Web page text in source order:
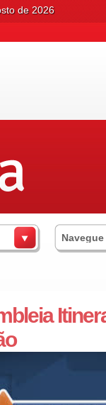
de 2026